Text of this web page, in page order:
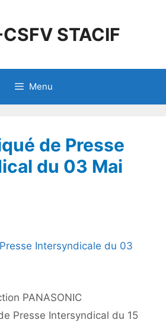
STACIF
Menu
de Presse
du 03 Mai
Intersyndicale du 03
PANASONIC
Presse Intersyndical du 15